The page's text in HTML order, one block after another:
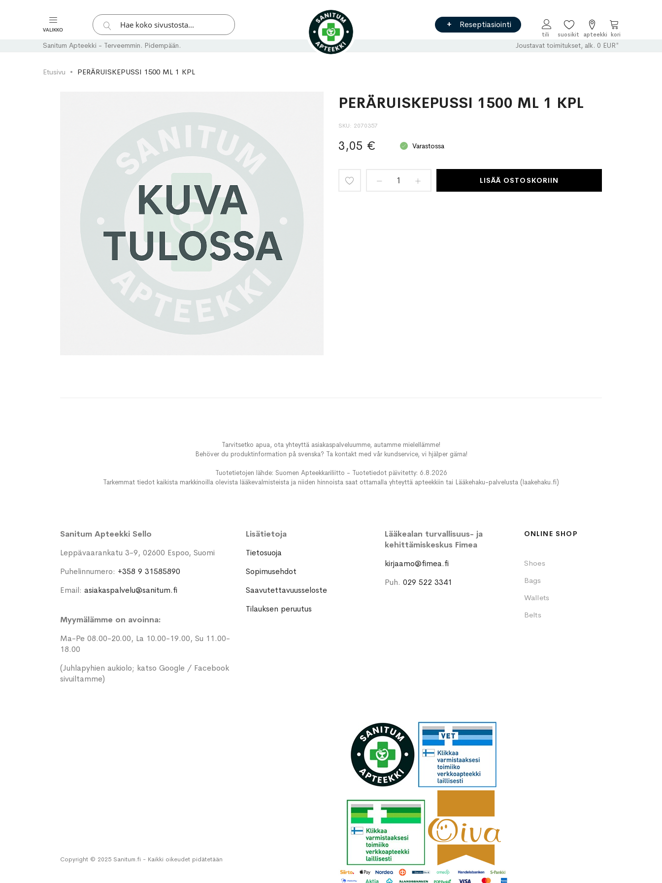
VALIKKO
Hae
Hae
Reseptiasiointi
Ostoskori
Sanitum Apteekki - Terveemmin. Pidempään. Joustavat toimitukset, alk. 0 EUR*
Etusivu PERÄRUISKEPUSSI 1500 ML 1 KPL
PERÄRUISKEPUSSI 1500 ML 1 KPL
SKU 2070357
3,05 € Varastossa
LISÄÄ OSTOSKORIIN
Tarvitsetko apua, ota yhteyttä asiakaspalveluumme, autamme mielellämme!
Behöver du produktinformation på svenska? Ta kontakt med vår kundservice, vi hjälper gärna!
Tuotetietojen lähde: Suomen Apteekkariliitto - Tuotetiedot päivitetty: 6.8.2026
Tarkemmat tiedot kaikista markkinoilla olevista lääkevalmisteista ja niiden hinnoista saat ottamalla yhteyttä apteekkiin tai Lääkehaku-palvelusta (laakehaku.fi)
Sanitum Apteekki Sello
Leppävaarankatu 3-9, 02600 Espoo, Suomi
Puhelinnumero: +358 9 31585890
Email: asiakaspalvelu@sanitum.fi
Myymälämme on avoinna:
Ma-Pe 08.00-20.00, La 10.00-19.00, Su 11.00-
18.00
(Juhlapyhien aukiolo; katso Google / Facebook
sivuiltamme)
Lisätietoja
Tietosuoja
Sopimusehdot
Saavutettavuusseloste
Tilauksen peruutus
Lääkealan turvallisuus- ja
kehittämiskeskus Fimea
kirjaamo@fimea.fi
Puh.029 522 3341
ONLINE SHOP
Shoes
Bags
Wallets
Belts
Copyright © 2025 Sanitum.fi - Kaikki oikeudet pidätetään